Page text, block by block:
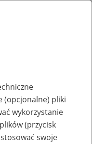
(opcjonalne) pliki
wykorzystanie
(przycisk
swoje